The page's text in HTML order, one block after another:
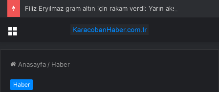
Menü
Anasayfa / Haber
Haber